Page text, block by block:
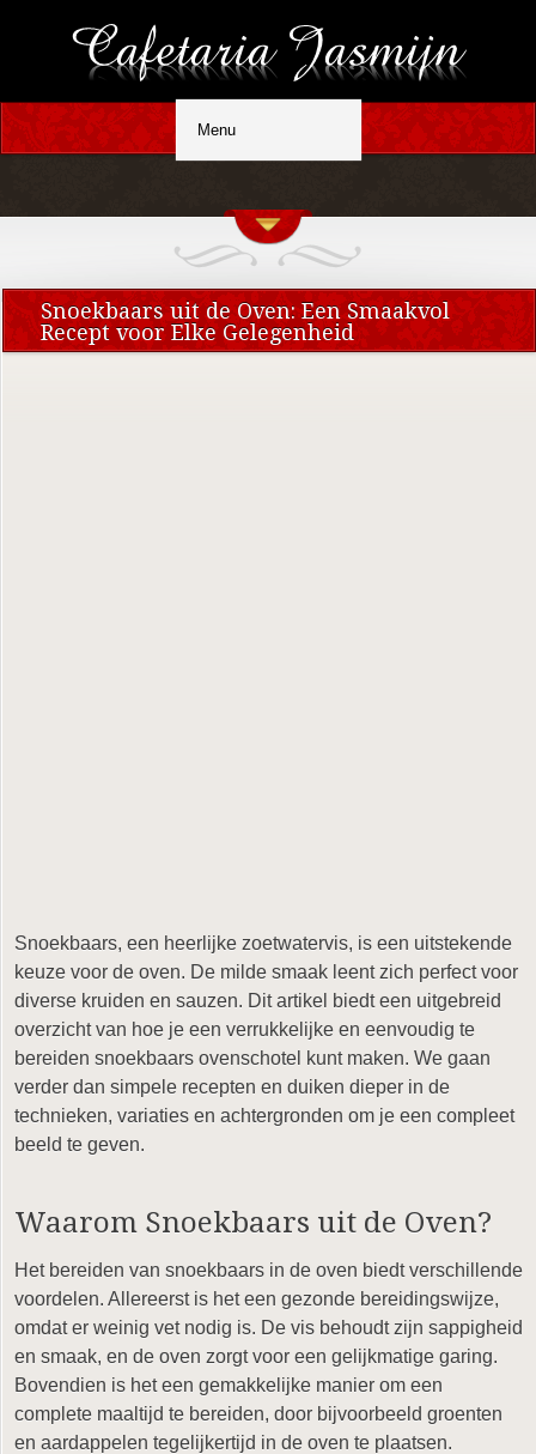
Snoekbaars uit de Oven: Een Smaakvol
Recept voor Elke Gelegenheid
Snoekbaars, een heerlijke zoetwatervis, is een uitstekende
keuze voor de oven. De milde smaak leent zich perfect voor
diverse kruiden en sauzen. Dit artikel biedt een uitgebreid
overzicht van hoe je een verrukkelijke en eenvoudig te
bereiden snoekbaars ovenschotel kunt maken. We gaan
verder dan simpele recepten en duiken dieper in de
technieken, variaties en achtergronden om je een compleet
beeld te geven.
Waarom Snoekbaars uit de Oven?
Het bereiden van snoekbaars in de oven biedt verschillende
voordelen. Allereerst is het een gezonde bereidingswijze,
omdat er weinig vet nodig is. De vis behoudt zijn sappigheid
en smaak, en de oven zorgt voor een gelijkmatige garing.
Bovendien is het een gemakkelijke manier om een
complete maaltijd te bereiden, door bijvoorbeeld groenten
en aardappelen tegelijkertijd in de oven te plaatsen.